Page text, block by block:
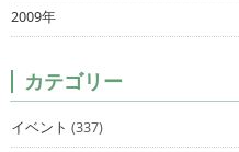
2009年
カテゴリー
イベント (337)